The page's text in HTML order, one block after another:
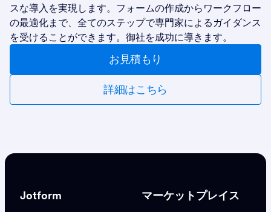
スな導入を実現します。フォームの作成からワークフロー
の最適化まで、全てのステップで専門家によるガイダンス
を受けることができます。御社を成功に導きます。
お見積もり
詳細はこちら
Jotform マーケットプレイス